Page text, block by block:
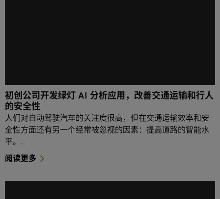
初创公司开发绿灯 AI 分析应用，改善交通运输和行人
的安全性
人们对自动驾驶汽车的关注度很高，但在交通运输效率和安
全性方面还有另一个经常被忽视的因素：提高道路的智能水
平。…
阅读更多